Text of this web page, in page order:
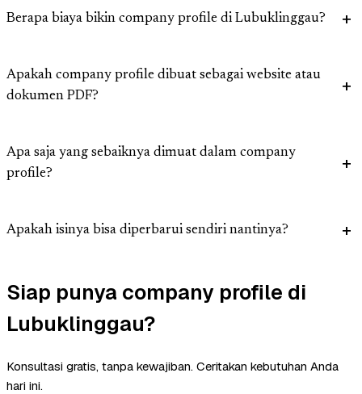
Berapa biaya bikin company profile di Lubuklinggau?
Apakah company profile dibuat sebagai website atau
dokumen PDF?
Apa saja yang sebaiknya dimuat dalam company
profile?
Apakah isinya bisa diperbarui sendiri nantinya?
Siap punya company profile di
Lubuklinggau?
Konsultasi gratis, tanpa kewajiban. Ceritakan kebutuhan Anda
hari ini.